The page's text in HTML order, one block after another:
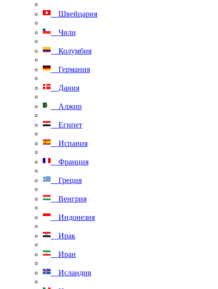
Швейцария
Чили
Колумбия
Германия
Дания
Алжир
Египет
Испания
Франция
Греция
Венгрия
Индонезия
Ирак
Иран
Исландия